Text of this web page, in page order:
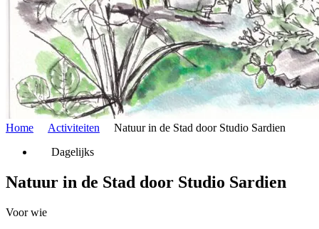
Home Activiteiten
Natuur in de Stad door Studio Sardien
Dagelijks
Natuur in de Stad door Studio Sardien
Voor wie